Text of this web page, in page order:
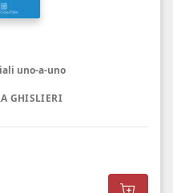
uno-a-uno
GHISLIERI